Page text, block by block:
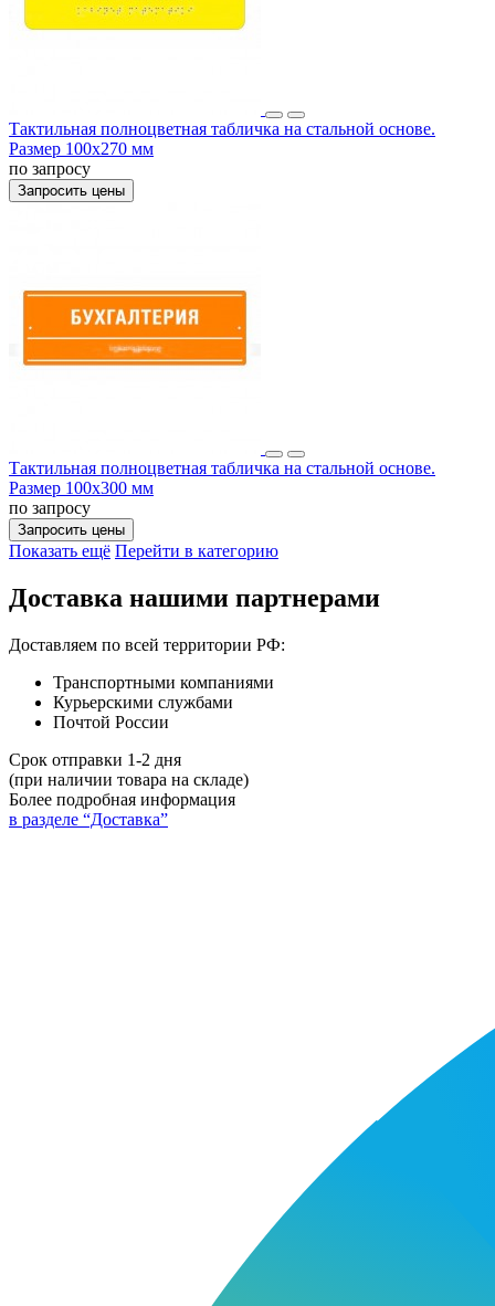
Тактильная полноцветная табличка на стальной основе.
Размер 100x270 мм
по запросу
Запросить цены
Тактильная полноцветная табличка на стальной основе.
Размер 100x300 мм
по запросу
Запросить цены
Показать ещё Перейти в категорию
Доставка нашими партнерами
Доставляем по всей территории РФ:
Транспортными компаниями
Курьерскими службами
Почтой России
Срок отправки 1-2 дня
(при наличии товара на складе)
Более подробная информация
в разделе “Доставка”